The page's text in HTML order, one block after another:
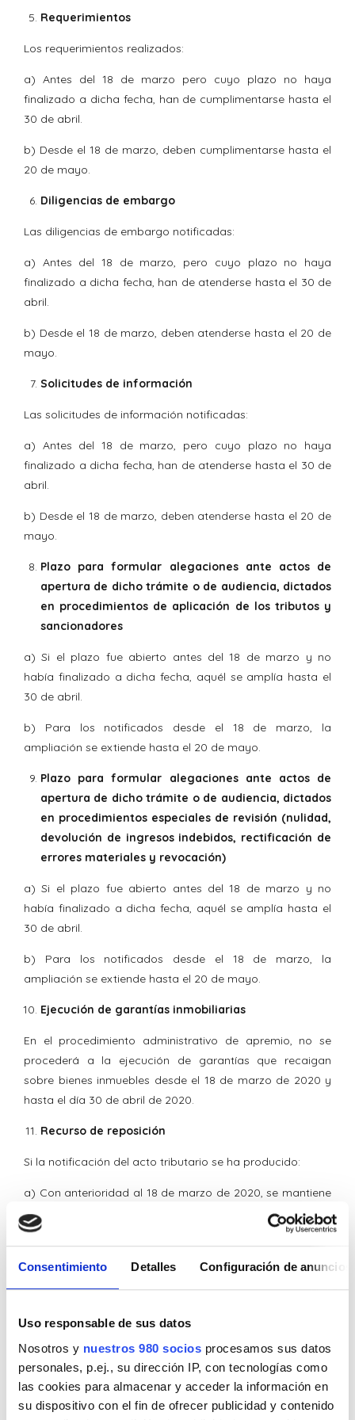
Consentimiento Detalles Configuración de anuncios
Uso responsable de sus datos
Nosotros y nuestros 980 socios procesamos sus datos
personales, p.ej., su dirección IP, con tecnologías como
las cookies para almacenar y acceder la información en
su dispositivo con el fin de ofrecer publicidad y contenido
Requerimientos
Los requerimientos realizados:
a) Antes del 18 de marzo pero cuyo plazo no haya
finalizado a dicha fecha, han de cumplimentarse hasta el
30 de abril.
b) Desde el 18 de marzo, deben cumplimentarse hasta el
20 de mayo.
Diligencias de embargo
Las diligencias de embargo notificadas:
a) Antes del 18 de marzo, pero cuyo plazo no haya
finalizado a dicha fecha, han de atenderse hasta el 30 de
abril.
b) Desde el 18 de marzo, deben atenderse hasta el 20 de
mayo.
Solicitudes de información
Las solicitudes de información notificadas:
a) Antes del 18 de marzo, pero cuyo plazo no haya
finalizado a dicha fecha, han de atenderse hasta el 30 de
abril.
b) Desde el 18 de marzo, deben atenderse hasta el 20 de
mayo.
Plazo para formular alegaciones ante actos de
apertura de dicho trámite o de audiencia, dictados
en procedimientos de aplicación de los tributos y
sancionadores
a) Si el plazo fue abierto antes del 18 de marzo y no
había finalizado a dicha fecha, aquél se amplía hasta el
30 de abril.
b) Para los notificados desde el 18 de marzo, la
ampliación se extiende hasta el 20 de mayo.
Plazo para formular alegaciones ante actos de
apertura de dicho trámite o de audiencia, dictados
en procedimientos especiales de revisión (nulidad,
devolución de ingresos indebidos, rectificación de
errores materiales y revocación)
a) Si el plazo fue abierto antes del 18 de marzo y no
había finalizado a dicha fecha, aquél se amplía hasta el
30 de abril.
b) Para los notificados desde el 18 de marzo, la
ampliación se extiende hasta el 20 de mayo.
Ejecución de garantías inmobiliarias
En el procedimiento administrativo de apremio, no se
procederá a la ejecución de garantías que recaigan
sobre bienes inmuebles desde el 18 de marzo de 2020 y
hasta el día 30 de abril de 2020.
Recurso de reposición
Si la notificación del acto tributario se ha producido:
a) Con anterioridad al 18 de marzo de 2020, se mantiene
el plazo de un mes para su interposición y formulación de
alegaciones.
En este caso, los expedientes podrán consultados por vía
inicia a partir de este último día.
En cuanto a la suspensión de la deuda tributaria, podrá
solicitarse hasta que se cumpla el período voluntario de
pago, que puede encontrarse ampliado, según vimos,